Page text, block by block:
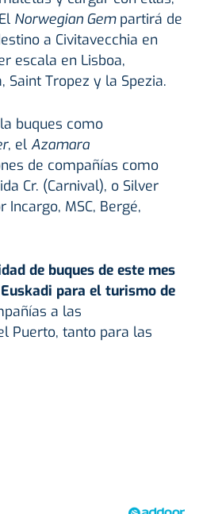
Norwegian Gempartirá de
a Civitavecchia en
escala en Lisboa,
Saint Tropez y la Spezia.
buques como
, el Azamara
de compañías como
Cr. (Carnival), o Silver
Incargo, MSC, Bergé,
de buques de este mes
para el turismo de
a las
Puerto, tanto para las